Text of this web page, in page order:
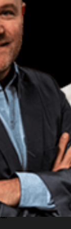
final y
las
borrar es el
, el
. Después
Se
Messi?
.